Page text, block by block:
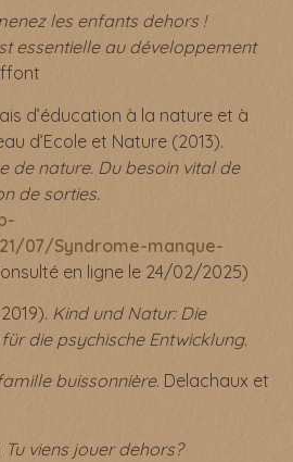
les enfants dehors !
essentielle au développement
d’éducation à la nature et à
d’Ecole et Nature (2013).
de nature. Du besoin vital de
de sorties.
07/Syndrome-manque-
en ligne le 24/02/2025)
Kind und Natur: Die
die psychische Entwicklung.
buissonnière. Delachaux et
Tu viens jouer dehors?